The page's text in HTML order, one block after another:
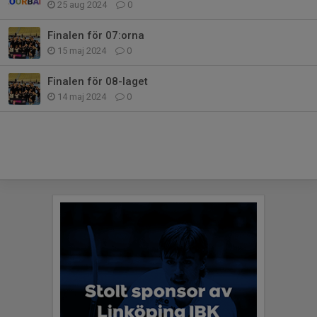
25 aug 2024 0
Finalen för 07:orna
15 maj 2024 0
Finalen för 08-laget
14 maj 2024 0